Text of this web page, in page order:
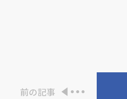
前の記事